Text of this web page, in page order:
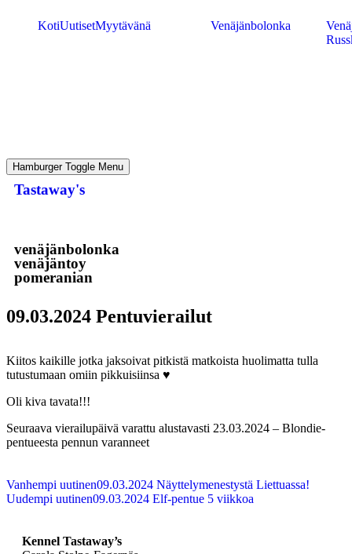
KotiUutisetMyytävänä Venäjänbolonka
Hamburger Toggle Menu
Tastaway's
venäjänbolonka
venäjäntoy
pomeranian
09.03.2024 Pentuvierailut
Kiitos kaikille jotka jaksoivat pitkistä matkoista huolimatta tulla
tutustumaan omiin pikkuisiinsa ♥
Oli kiva tavata!!!
Seuraava vierailupäivä varattu alustavasti 23.03.2024 – Blondie-
pentueesta pennun varanneet
Vanhempi uutinen09.03.2024 Näyttelymenestystä Liettuassa!
Uudempi uutinen09.03.2024 Elf-pentue 5 viikkoa
Kennel Tastaway’s